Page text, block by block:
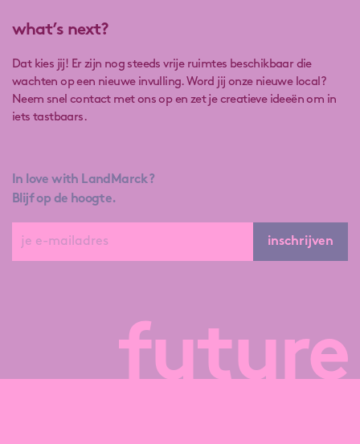
what’s next?
Dat kies jij! Er zijn nog steeds vrije ruimtes beschikbaar die
wachten op een nieuwe invulling. Word jij onze nieuwe local?
Neem snel contact met ons op en zet je creatieve ideeën om in
iets tastbaars.
In love with LandMarck?
Blijf op de hoogte.
inschrijven
future